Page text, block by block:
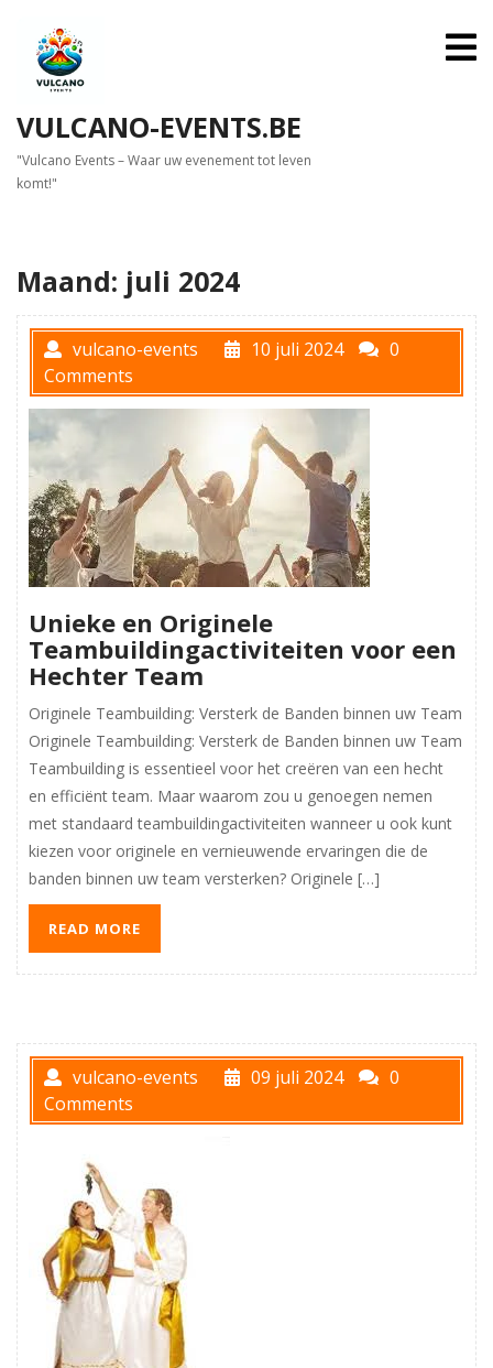
content
VULCANO-EVENTS.BE
"Vulcano Events – Waar uw evenement tot leven
komt!"
Maand: juli 2024
vulcano-events 10 juli 2024
0
Comments
Unieke en Originele
Teambuildingactiviteiten voor een
Hechter Team
Originele Teambuilding: Versterk de Banden binnen uw Team
Originele Teambuilding: Versterk de Banden binnen uw Team
Teambuilding is essentieel voor het creëren van een hecht
en efficiënt team. Maar waarom zou u genoegen nemen
met standaard teambuildingactiviteiten wanneer u ook kunt
kiezen voor originele en vernieuwende ervaringen die de
banden binnen uw team versterken? Originele […]
READ MORE
vulcano-events 09 juli 2024
0
Comments